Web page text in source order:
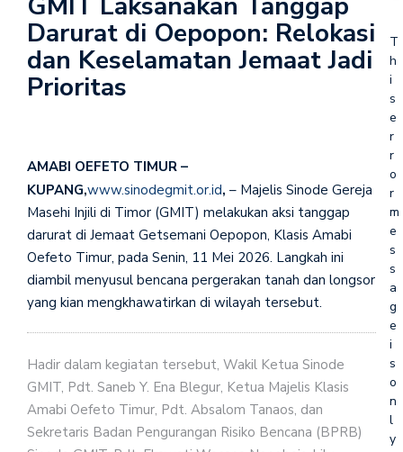
Darurat di Oepopon: Relokasi
dan Keselamatan Jemaat Jadi
Prioritas
AMABI OEFETO TIMUR –
KUPANG,www.sinodegmit.or.id, – Majelis Sinode Gereja
Masehi Injili di Timor (GMIT) melakukan aksi tanggap
darurat di Jemaat Getsemani Oepopon, Klasis Amabi
Oefeto Timur, pada Senin, 11 Mei 2026. Langkah ini
diambil menyusul bencana pergerakan tanah dan longsor
yang kian mengkhawatirkan di wilayah tersebut.
Hadir dalam kegiatan tersebut, Wakil Ketua Sinode
GMIT, Pdt. Saneb Y. Ena Blegur, Ketua Majelis Klasis
Amabi Oefeto Timur, Pdt. Absalom Tanaos, dan
Sekretaris Badan Pengurangan Risiko Bencana (BPRB)
T
h
i
s
e
r
r
o
r
m
e
s
s
a
g
e
i
s
o
n
l
y